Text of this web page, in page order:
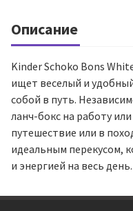
Описание
Kinder Schoko Bons
ищет веселый и
собой в путь.
ланч-бокс на работу
путешествие или в
идеальным перекусом,
и энергией на весь день.